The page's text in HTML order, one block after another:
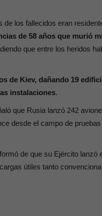
de los fallecidos eran
de 58 años que murió
que entre los heridos
de Kiev, dañando 19
instalaciones.
que Rusia lanzó 242
desde el campo de
de que su Ejército lanzó
útiles tanto